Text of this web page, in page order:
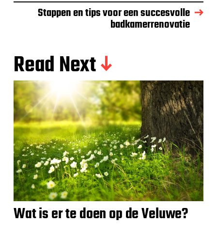
Stappen en tips voor een succesvolle
badkamerrenovatie
Read Next
Wat is er te doen op de Veluwe?